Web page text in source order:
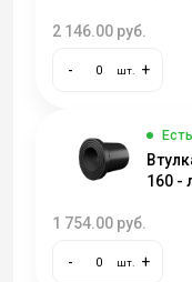
2 146.00 руб.
- шт. +
160 -
1 754.00 руб.
- шт. +